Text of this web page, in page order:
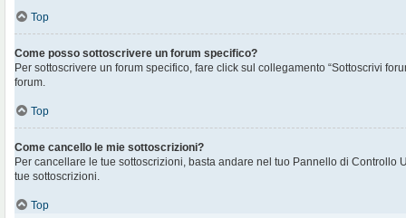
Top
Come posso sottoscrivere un forum specifico?
Per sottoscrivere un forum specifico, fare click sul collegamento “Sottoscrivi
forum.
Top
Come cancello le mie sottoscrizioni?
Per cancellare le tue sottoscrizioni, basta andare nel tuo Pannello di Controllo
tue sottoscrizioni.
Top